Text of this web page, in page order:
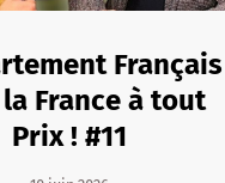
Français
France à tout
Prix ! #11